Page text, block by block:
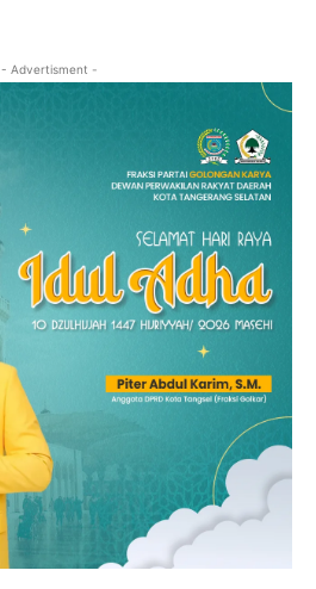
- Advertisment -